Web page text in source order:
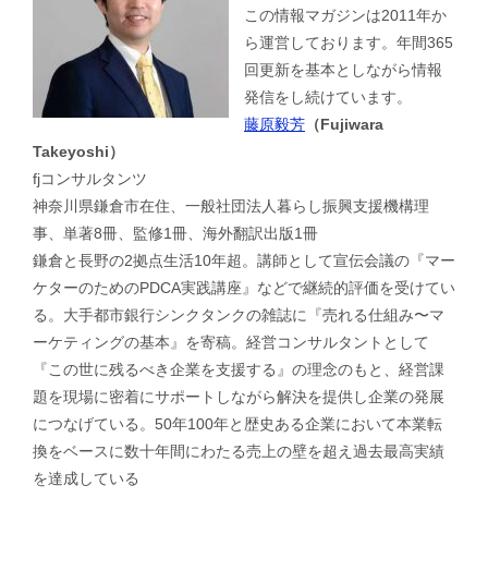
この情報マガジンは2011年か
ら運営しております。年間365
回更新を基本としながら情報
発信をし続けています。
藤原毅芳 （Fujiwara
Takeyoshi）
fjコンサルタンツ
神奈川県鎌倉市在住、一般社団法人暮らし振興支援機構理
事、単著8冊、監修1冊、海外翻訳出版1冊
鎌倉と長野の2拠点生活10年超。講師として宣伝会議の『マー
ケターのためのPDCA実践講座』などで継続的評価を受けてい
る。大手都市銀行シンクタンクの雑誌に『売れる仕組み〜マ
ーケティングの基本』を寄稿。経営コンサルタントとして
『この世に残るべき企業を支援する』の理念のもと、経営課
題を現場に密着にサポートしながら解決を提供し企業の発展
につなげている。50年100年と歴史ある企業において本業転
換をベースに数十年間にわたる売上の壁を超え過去最高実績
を達成している